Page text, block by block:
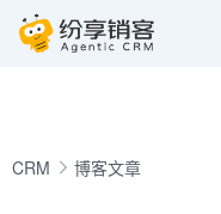
CRM 博客文章